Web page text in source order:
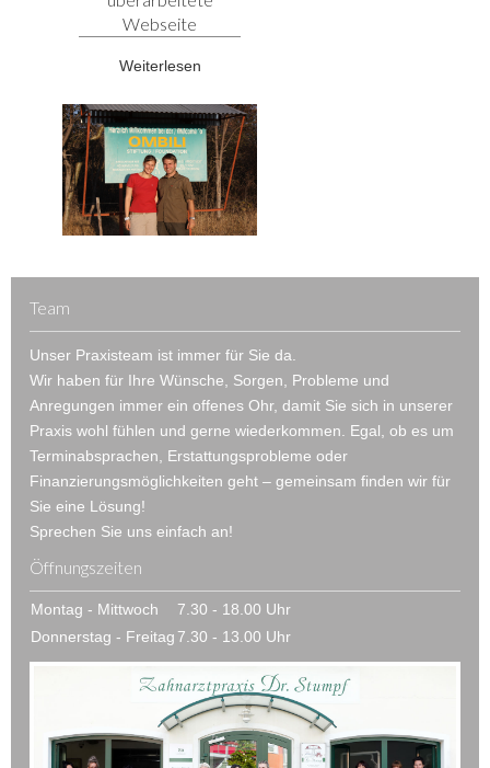
Webseite
Weiterlesen
Team
Unser Praxisteam ist immer für Sie da.
Wir haben für Ihre Wünsche, Sorgen, Probleme und
Anregungen immer ein offenes Ohr, damit Sie sich in unserer
Praxis wohl fühlen und gerne wiederkommen. Egal, ob es um
Terminabsprachen, Erstattungsprobleme oder
Finanzierungsmöglichkeiten geht – gemeinsam finden wir für
Sie eine Lösung!
Sprechen Sie uns einfach an!
Öffnungszeiten
Montag - Mittwoch
7.30 - 18.00 Uhr
Donnerstag - Freitag 7.30 - 13.00 Uhr